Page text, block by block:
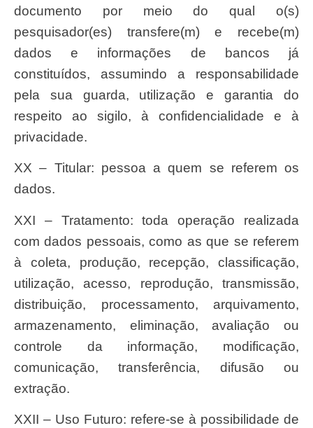
documento por meio do qual o(s)
pesquisador(es) transfere(m) e recebe(m)
dados e informações de bancos já
constituídos, assumindo a responsabilidade
pela sua guarda, utilização e garantia do
respeito ao sigilo, à confidencialidade e à
privacidade.
XX – Titular: pessoa a quem se referem os
dados.
XXI – Tratamento: toda operação realizada
com dados pessoais, como as que se referem
à coleta, produção, recepção, classificação,
utilização, acesso, reprodução, transmissão,
distribuição, processamento, arquivamento,
armazenamento, eliminação, avaliação ou
controle da informação, modificação,
comunicação, transferência, difusão ou
extração.
XXII – Uso Futuro: refere-se à possibilidade de